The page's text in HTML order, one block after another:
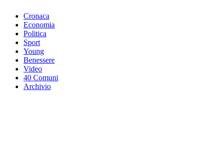
Cronaca
Economia
Politica
Sport
Young
Benessere
Video
40 Comuni
Archivio